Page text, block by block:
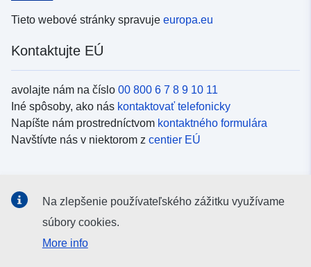
Tieto webové stránky spravuje europa.eu
Kontaktujte EÚ
avolajte nám na číslo 00 800 6 7 8 9 10 11
Iné spôsoby, ako nás kontaktovať telefonicky
Napíšte nám prostredníctvom kontaktného formulára
Navštívte nás v niektorom z centier EÚ
Kanály EÚ nasociálnych médiách
Na zlepšenie používateľského zážitku využívame
súbory cookies.
More info